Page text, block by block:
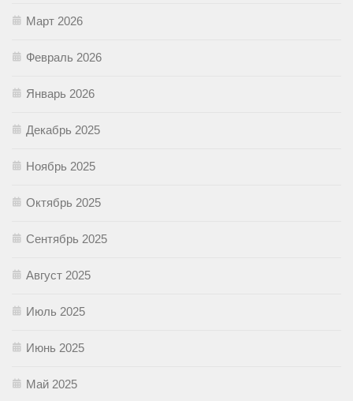
Март 2026
Февраль 2026
Январь 2026
Декабрь 2025
Ноябрь 2025
Октябрь 2025
Сентябрь 2025
Август 2025
Июль 2025
Июнь 2025
Май 2025